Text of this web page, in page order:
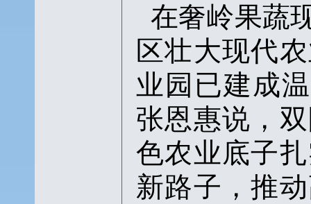
在奢岭果蔬
区壮大现代
业园已建成
张恩惠说，
色农业底子
新路子，推